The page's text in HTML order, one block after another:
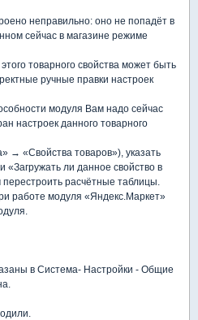
неправильно: оно не попадёт в
сейчас в магазине режиме
товарного свойства может быть
ручные правки настроек
модуля Вам надо сейчас
настроек данного товарного
→ «Свойства товаров»), указать
«Загружать ли данное свойство в
расчётные таблицы.
работе модуля «Яндекс.Маркет»
в Система- Настройки - Общие